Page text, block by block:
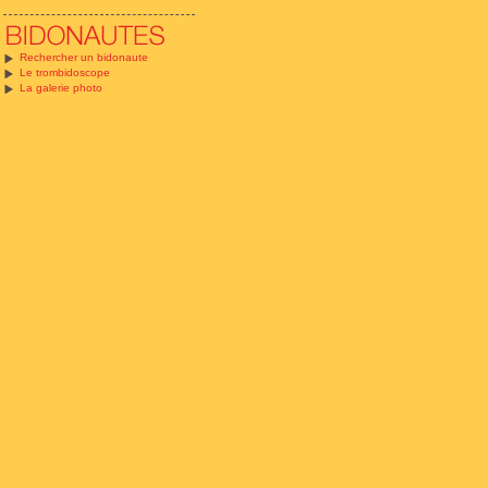
Rechercher un bidonaute
Le trombidoscope
La galerie photo